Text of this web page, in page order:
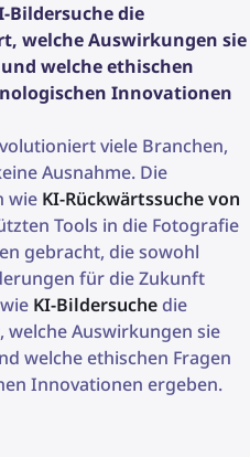
Bildersuche die
welche Auswirkungen sie
welche ethischen
Innovationen
viele Branchen,
Ausnahme. Die
wie KI-Rückwärtssuche von
Tools in die Fotografie
gebracht, die sowohl
für die Zukunft
KI-Bildersuchedie
Auswirkungen sie
welche ethischen Fragen
Innovationen ergeben.